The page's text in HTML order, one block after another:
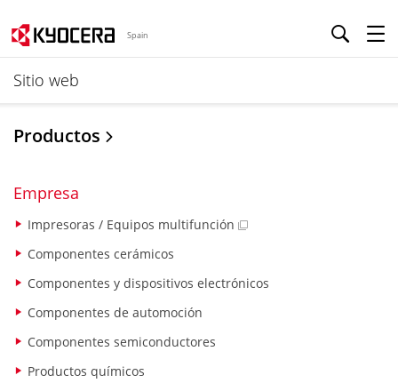
Spain
Sitio web
Productos
Empresa
Impresoras / Equipos multifunción
Componentes cerámicos
Componentes y dispositivos electrónicos
Componentes de automoción
Componentes semiconductores
Productos químicos